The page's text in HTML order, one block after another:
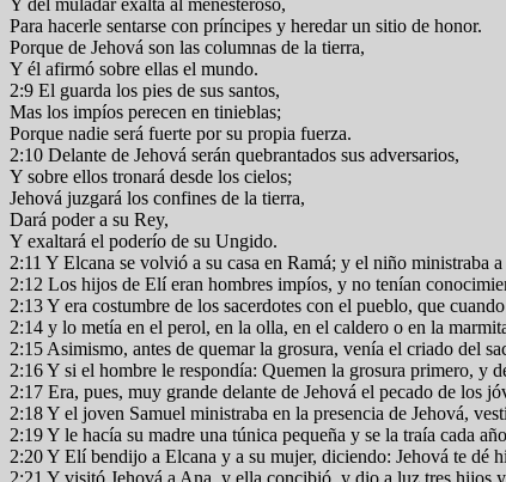
Y del muladar exalta al menesteroso,
Para hacerle sentarse con príncipes y heredar un sitio de honor.
Porque de Jehová son las columnas de la tierra,
Y él afirmó sobre ellas el mundo.
2:9 El guarda los pies de sus santos,
Mas los impíos perecen en tinieblas;
Porque nadie será fuerte por su propia fuerza.
2:10 Delante de Jehová serán quebrantados sus adversarios,
Y sobre ellos tronará desde los cielos;
Jehová juzgará los confines de la tierra,
Dará poder a su Rey,
Y exaltará el poderío de su Ungido.
2:11 Y Elcana se volvió a su casa en Ramá; y el niño ministraba
2:12 Los hijos de Elí eran hombres impíos, y no tenían
2:13 Y era costumbre de los sacerdotes con el pueblo, que
2:14 y lo metía en el perol, en la olla, en el caldero o en la
2:15 Asimismo, antes de quemar la grosura, venía el criado del
2:16 Y si el hombre le respondía: Quemen la grosura primero, y
2:17 Era, pues, muy grande delante de Jehová el pecado de los
2:18 Y el joven Samuel ministraba en la presencia de Jehová,
2:19 Y le hacía su madre una túnica pequeña y se la traía cada
2:20 Y Elí bendijo a Elcana y a su mujer, diciendo: Jehová te dé
2:21 Y visitó Jehová a Ana, y ella concibió, y dio a luz tres hijos